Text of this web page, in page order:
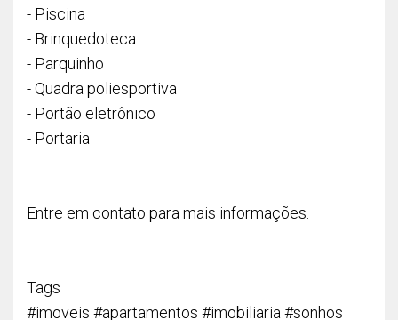
- Piscina
- Brinquedoteca
- Parquinho
- Quadra poliesportiva
- Portão eletrônico
- Portaria
Entre em contato para mais informações.
Tags
#imoveis #apartamentos #imobiliaria #sonhos